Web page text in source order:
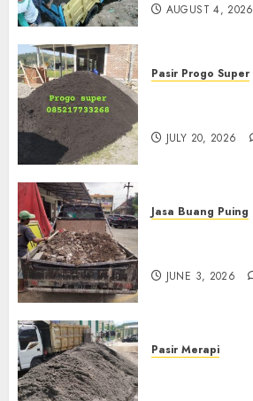
AUGUST 4, 2026
Pasir Progo Super
JULY 20, 2026
Jasa Buang Puing
JUNE 3, 2026
Pasir Merapi